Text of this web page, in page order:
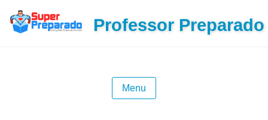
Professor Preparado
Menu